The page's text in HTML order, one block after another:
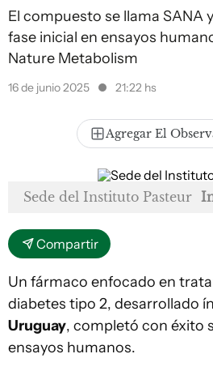
El compuesto se llama SANA
fase inicial en ensayos
Nature Metabolism
16 de junio 2025 21:22 hs
Agregar El
Sede del Instituto Pasteur
Compartir
Un fármaco enfocado en
diabetes tipo 2, desarrollado
Uruguay, completó con éxito
ensayos humanos.